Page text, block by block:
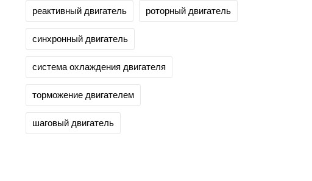
реактивный двигатель роторный двигатель
синхронный двигатель
система охлаждения двигателя
торможение двигателем
шаговый двигатель